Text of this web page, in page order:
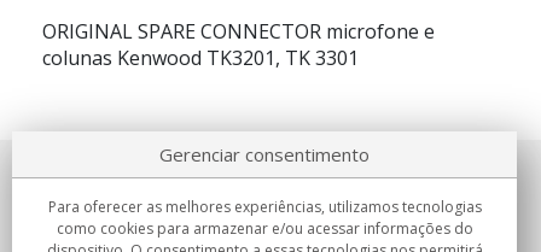
ORIGINAL SPARE CONNECTOR microfone e
colunas Kenwood TK3201, TK 3301
Sobre nosotros
Gerenciar consentimento
Para oferecer as melhores experiências, utilizamos tecnologias
como cookies para armazenar e/ou acessar informações do